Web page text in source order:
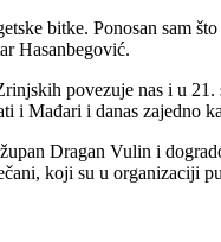
bitke. Ponosan sam
Hasanbegović.
povezuje nas i u
i Mađari i danas zajedno
Dragan Vulin i
koji su u organizaciji